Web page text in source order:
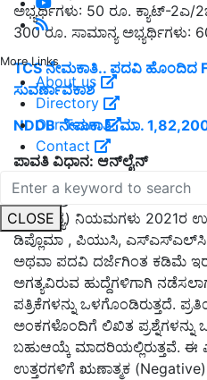
More Links
About us
Directory
Our Team
Contact
CLOSE
ಅಭ್ಯರ್ಥಿಗಳು: 50 ರೂ. ಕ್ಯಾಟ್-2ಎ/
300 ರೂ. ಸಾಮಾನ್ಯ ಅಭ್ಯರ್ಥಿಗಳು:
TCS ನೇಮಕಾತಿ.. ಪದವಿ ಹೊಂದಿದ
ಸುವರ್ಣಾವಕಾಶ
NDDB ನೇಮಕಾತಿ: ಮಾ.
ಪಾವತಿ ವಿಧಾನ: ಆನ್‌ಲೈನ್
ಆಯ್ಕೆ ಪ್ರಕ್ರಿಯೆ:ಕರ್ನಾಟಕ ನಾಗರೀಕ
(ಸಾಮಾನ್ಯ) ನಿಯಮಗಳು
ಡಿಪ್ಲೊಮಾ , ಪಿಯುಸಿ, ಎಸ್‌ಎಸ್‌ಎಲ್‌ಸಿ
ಅಥವಾ ಪದವಿ ದರ್ಜೆಗಿಂತ ಕಡಿಮೆ
ಅಗತ್ಯವಿರುವ ಹುದ್ದೆಗಳಿಗಾಗಿ
ಪತ್ರಿಕೆಗಳನ್ನು ಒಳಗೊಂಡಿರುತ್ತದೆ.
ಅಂಕಗಳೊಂದಿಗೆ ಲಿಖಿತ ಪ್ರಶ್ನೆಗಳನ್ನು
ಬಹುಆಯ್ಕೆ ಮಾದರಿಯಲ್ಲಿರುತ್ತವೆ. ಈ
ಉತ್ತರಗಳಿಗೆ ಋಣಾತ್ಮಕ